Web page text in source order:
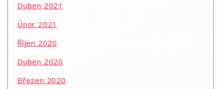
Duben 2021
Únor 2021
Říjen 2020
Duben 2020
Březen 2020